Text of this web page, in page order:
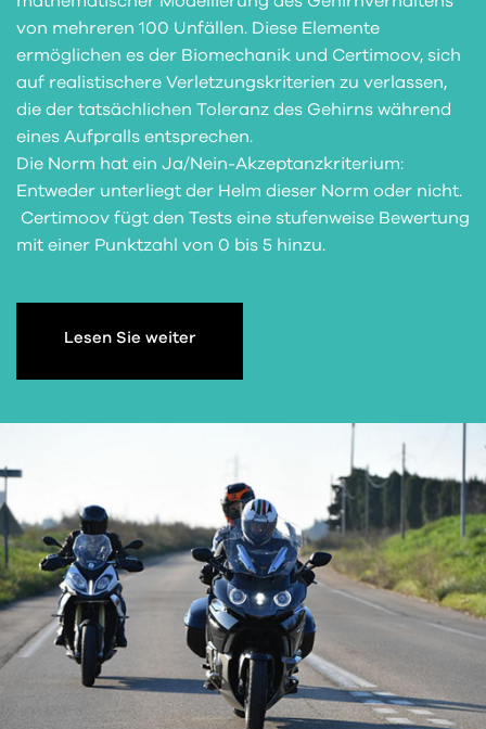
von mehreren 100 Unfällen. Diese Elemente
ermöglichen es der Biomechanik und Certimoov, sich
auf realistischere Verletzungskriterien zu verlassen,
die der tatsächlichen Toleranz des Gehirns während
eines Aufpralls entsprechen.
Die Norm hat ein Ja/Nein-Akzeptanzkriterium:
Entweder unterliegt der Helm dieser Norm oder nicht.
Certimoov fügt den Tests eine stufenweise Bewertung
mit einer Punktzahl von 0 bis 5 hinzu.
Lesen Sie weiter